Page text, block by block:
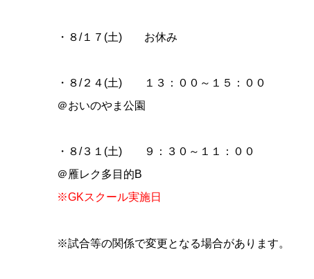
・８/１７(土) お休み
・８/２４(土) １３：００～１５：００
＠おいのやま公園
・８/３１(土) ９：３０～１１：００
＠雁レク多目的B
※GKスクール実施日
※試合等の関係で変更となる場合があります。